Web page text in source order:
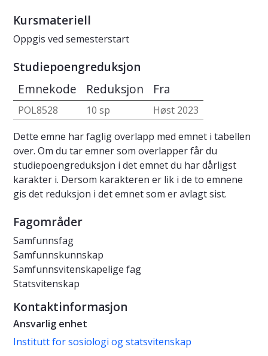
Kursmateriell
Oppgis ved semesterstart
Studiepoengreduksjon
Emnekode Reduksjon Fra
POL8528 10 sp
Høst 2023
Dette emne har faglig overlapp med emnet i tabellen
over. Om du tar emner som overlapper får du
studiepoengreduksjon i det emnet du har dårligst
karakter i. Dersom karakteren er lik i de to emnene
gis det reduksjon i det emnet som er avlagt sist.
Fagområder
Samfunnsfag
Samfunnskunnskap
Samfunnsvitenskapelige fag
Statsvitenskap
Kontaktinformasjon
Ansvarlig enhet
Institutt for sosiologi og statsvitenskap